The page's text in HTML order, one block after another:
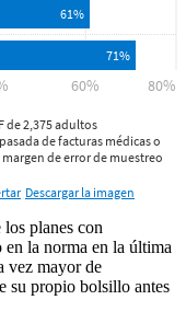
planes con
en la norma en la última
vez mayor de
su propio bolsillo antes